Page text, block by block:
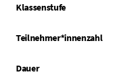
Klassenstufe
Teilnehmer*innenzahl
Dauer